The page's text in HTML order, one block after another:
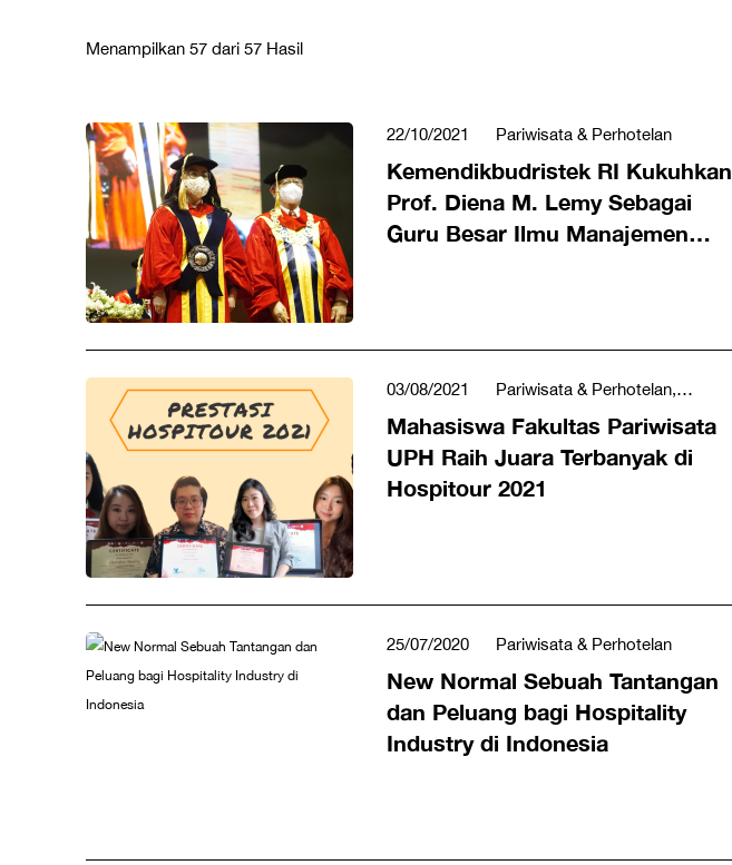
Menampilkan 57 dari 57 Hasil
22/10/2021 Pariwisata & Perhotelan
Kemendikbudristek RI Kukuhkan
Prof. Diena M. Lemy Sebagai
Guru Besar Ilmu Manajemen
03/08/2021
Mahasiswa Fakultas Pariwisata
UPH Raih Juara Terbanyak di
Hospitour 2021
25/07/2020 Pariwisata & Perhotelan
New Normal Sebuah Tantangan
dan Peluang bagi Hospitality
Industry di Indonesia